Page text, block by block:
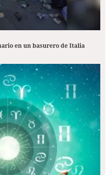
en un basurero de Italia